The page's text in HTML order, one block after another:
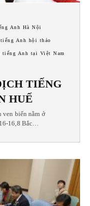
Anh Hà Nội
Anh hội thảo
tiếng Anh tại Việt Nam
TIẾNG
HUẾ
ven biển nằm ở
16,8 Bắc…